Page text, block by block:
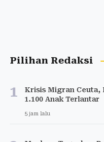
Pilihan Redaksi
1
Krisis Migran Ceuta,
1.100 Anak Terlantar
5 jam lalu